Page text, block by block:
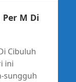
M Di
Cibuluh
ini
sungguh